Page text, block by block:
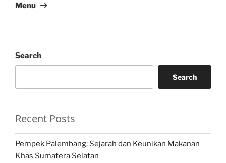
Menu
Search
Search
Recent Posts
Pempek Palembang: Sejarah dan Keunikan Makanan
Khas Sumatera Selatan